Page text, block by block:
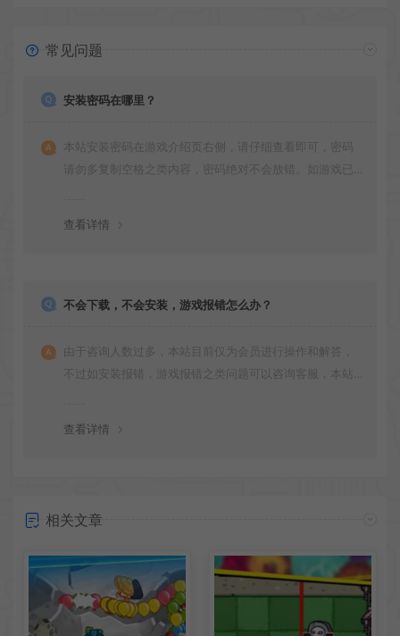
常见问题
安装密码在哪里？
本站安装密码在游戏介绍页右侧，请仔细查看即可，密码
请勿多复制空格之类内容，密码绝对不会放错。如游戏已
查看详情
不会下载，不会安装，游戏报错怎么办？
由于咨询人数过多，本站目前仅为会员进行操作和解答，
不过如安装报错，游戏报错之类问题可以咨询客服，本站
查看详情
相关文章